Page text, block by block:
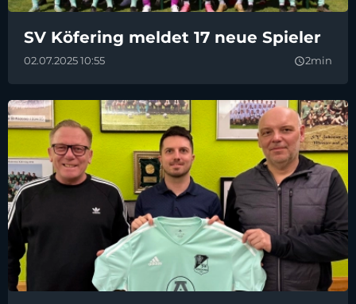
SV Köfering meldet 17 neue Spieler
02.07.2025 10:55 query_builder2min